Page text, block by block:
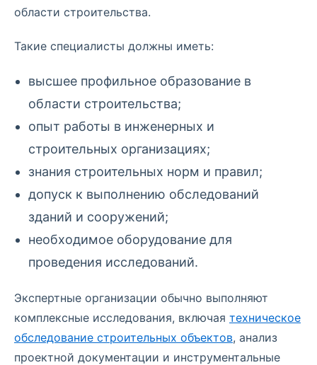
области строительства.
Такие специалисты должны иметь:
высшее профильное образование в
области строительства;
опыт работы в инженерных и
строительных организациях;
знания строительных норм и правил;
допуск к выполнению обследований
зданий и сооружений;
необходимое оборудование для
проведения исследований.
Экспертные организации обычно выполняют
комплексные исследования, включая техническое
обследование строительных объектов, анализ
проектной документации и инструментальные